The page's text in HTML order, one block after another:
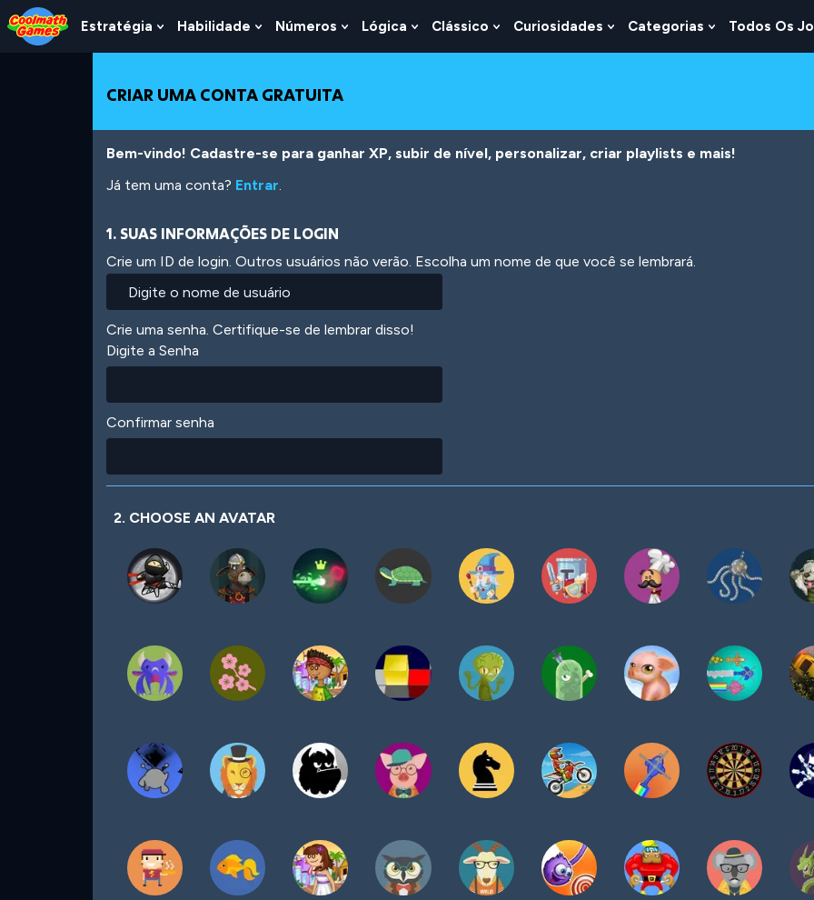
Skip
to
Top
Skip
to
Navigation
Skip
to
Main
Skip
to
Footer
para
Estratégia Show
Submenu
Estratégia
Habilidade Show
Submenu
Habilidade
Números Show
Submenu
Lógica Show
Submenu
Clássico Show
Submenu
Curiosidades Show
Submenu
Categorias Show
Submenu
Todos Os
CRIAR UMA CONTA GRATUITA
Bem-vindo! Cadastre-se para ganhar XP, subir de nível, personalizar, criar playlists e mais!
Já tem uma conta? Entrar.
1. SUAS INFORMAÇÕES DE LOGIN
Crie um ID de login. Outros usuários não verão. Escolha um nome de que você se lembrará.
Crie uma senha. Certifique-se de lembrar disso!
Digite a Senha
Confirmar senha
2. CHOOSE AN AVATAR